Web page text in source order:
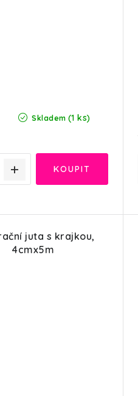
Skladem (1 ks)
juta s krajkou,
4cmx5m